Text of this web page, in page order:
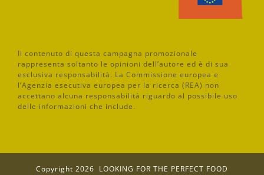
Il contenuto di questa campagna promozionale
rappresenta soltanto le opinioni dell’autore ed è di sua
esclusiva responsabilità. La Commissione europea e
l’Agenzia esecutiva europea per la ricerca (REA) non
accettano alcuna responsabilità riguardo al possibile uso
delle informazioni che include.
Copyright 2026 LOOKING FOR THE PERFECT FOOD